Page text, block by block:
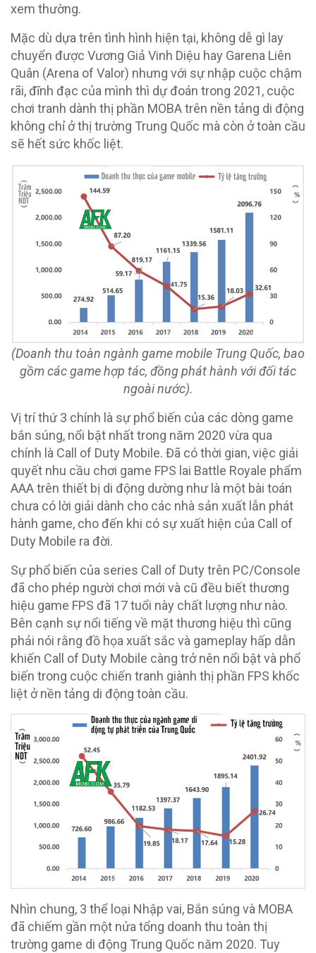
xem thường.
Mặc dù dựa trên tình hình hiện tại, không dễ gì lay
chuyển được Vương Giả Vinh Diệu hay Garena Liên
Quân (Arena of Valor) nhưng với sự nhập cuộc chậm
rãi, đĩnh đạc của mình thì dự đoán trong 2021, cuộc
chơi tranh dành thị phần MOBA trên nền tảng di động
không chỉ ở thị trường Trung Quốc mà còn ở toàn cầu
sẽ hết sức khốc liệt.
(Doanh thu toàn ngành game mobile Trung Quốc, bao
gồm các game hợp tác, đồng phát hành với đối tác
ngoài nước).
Vị trí thứ 3 chính là sự phổ biến của các dòng game
bắn súng, nổi bật nhất trong năm 2020 vừa qua
chính là Call of Duty Mobile. Đã có thời gian, việc giải
quyết nhu cầu chơi game FPS lai Battle Royale phẩm
AAA trên thiết bị di động dường như là một bài toán
chưa có lời giải dành cho các nhà sản xuất lẫn phát
hành game, cho đến khi có sự xuất hiện của Call of
Duty Mobile ra đời.
Sự phổ biến của series Call of Duty trên PC/Console
đã cho phép người chơi mới và cũ đều biết thương
hiệu game FPS đã 17 tuổi này chất lượng như nào.
Bên cạnh sự nổi tiếng về mặt thương hiệu thì cũng
phải nói rằng đồ họa xuất sắc và gameplay hấp dẫn
khiến Call of Duty Mobile càng trở nên nổi bật và phổ
biến trong cuộc chiến tranh giành thị phần FPS khốc
liệt ở nền tảng di động toàn cầu.
Nhìn chung, 3 thể loại Nhập vai, Bắn súng và MOBA
đã chiếm gần một nửa tổng doanh thu toàn thị
trường game di động Trung Quốc năm 2020. Tuy